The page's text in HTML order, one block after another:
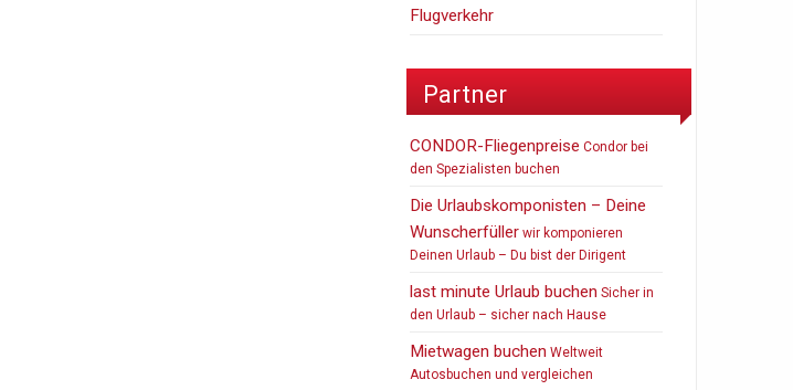
Flugverkehr
Partner
CONDOR-Fliegenpreise Condor bei
den Spezialisten buchen
Die Urlaubskomponisten – Deine
Wunscherfüller wir komponieren
Deinen Urlaub – Du bist der Dirigent
last minute Urlaub buchen Sicher in
den Urlaub – sicher nach Hause
Mietwagen buchen Weltweit
Autosbuchen und vergleichen